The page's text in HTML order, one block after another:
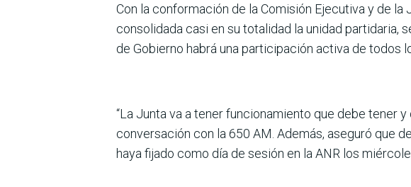
Con la conformación de la Comisión Ejecutiva y de
consolidada casi en su totalidad la unidad partidaria,
de Gobierno habrá una participación activa de todos
“La Junta va a tener funcionamiento que debe tener
conversación con la 650 AM. Además, aseguró que
haya fijado como día de sesión en la ANR los